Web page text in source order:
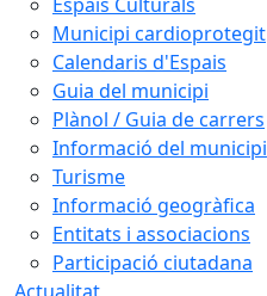
Espais Culturals
Municipi cardioprotegit
Calendaris d'Espais
Guia del municipi
Plànol / Guia de carrers
Informació del municipi
Turisme
Informació geogràfica
Entitats i associacions
Participació ciutadana